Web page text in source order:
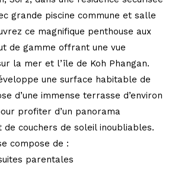
grande piscine commune et salle
ce magnifique penthouse aux
de gamme offrant une vue
la mer et l’île de Koh Phangan.
une surface habitable de
d’une immense terrasse d’environ
profiter d’un panorama
de couchers de soleil inoubliables.
compose de :
parentales